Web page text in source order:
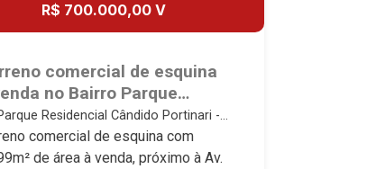
R$ 700.000,00 V
comercial de esquina
no Bairro Parque
Cândido Portinari,
à Av. Profa. Dina Rizzi
Preto/SP.
Residencial Cândido Portinari -
Preto/SP
comercial de esquina com
de área à venda, próximo à Av.